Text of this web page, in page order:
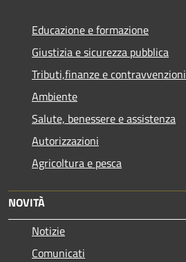
Educazione e formazione
Giustizia e sicurezza pubblica
Tributi,finanze e contravvenzioni
Ambiente
Salute, benessere e assistenza
Autorizzazioni
Agricoltura e pesca
NOVITÀ
Notizie
Comunicati